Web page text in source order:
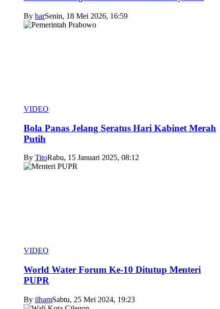
By harSenin, 18 Mei 2026, 16:59
VIDEO
Bola Panas Jelang Seratus Hari Kabinet Merah
Putih
By TitoRabu, 15 Januari 2025, 08:12
VIDEO
World Water Forum Ke-10 Ditutup Menteri
PUPR
By ilhamSabtu, 25 Mei 2024, 19:23